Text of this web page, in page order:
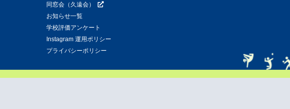
同窓会（久遠会）
お知らせ一覧
学校評価アンケート
Instagram 運用ポリシー
プライバシーポリシー